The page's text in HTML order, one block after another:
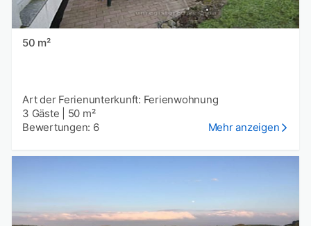
50 m²
Art der Ferienunterkunft: Ferienwohnung
3 Gäste
50 m²
Bewertungen: 6
Mehr anzeigen